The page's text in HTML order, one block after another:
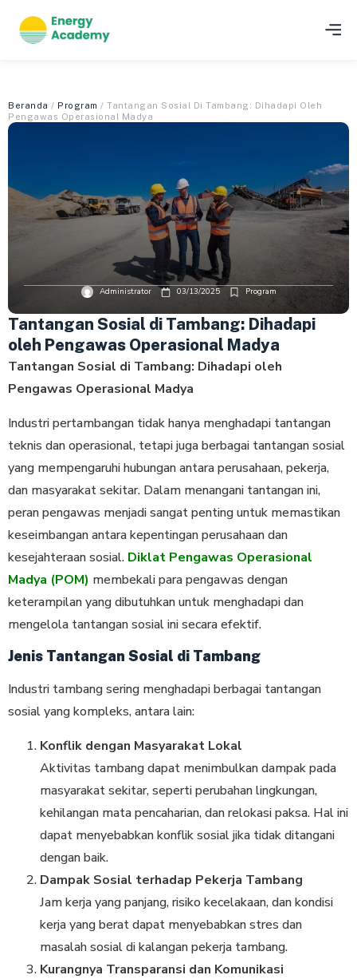
Beranda / Program / Tantangan Sosial Di Tambang: Dihadapi Oleh
Pengawas Operasional Madya
Administrator 03/13/2025 Program
Tantangan Sosial di Tambang: Dihadapi
oleh Pengawas Operasional Madya
Tantangan Sosial di Tambang: Dihadapi oleh
Pengawas Operasional Madya
Industri pertambangan tidak hanya menghadapi tantangan
teknis dan operasional, tetapi juga berbagai tantangan sosial
yang mempengaruhi hubungan antara perusahaan, pekerja,
dan masyarakat sekitar. Dalam menangani tantangan ini,
peran pengawas menjadi sangat penting untuk memastikan
keseimbangan antara kepentingan perusahaan dan
kesejahteraan sosial. Diklat Pengawas Operasional
Madya (POM) membekali para pengawas dengan
keterampilan yang dibutuhkan untuk menghadapi dan
mengelola tantangan sosial ini secara efektif.
Jenis Tantangan Sosial di Tambang
Industri tambang sering menghadapi berbagai tantangan
sosial yang kompleks, antara lain:
Konflik dengan Masyarakat Lokal
Aktivitas tambang dapat menimbulkan dampak pada
masyarakat sekitar, seperti perubahan lingkungan,
kehilangan mata pencaharian, dan relokasi paksa. Hal ini
dapat menyebabkan konflik sosial jika tidak ditangani
dengan baik.
Dampak Sosial terhadap Pekerja Tambang
Jam kerja yang panjang, risiko kecelakaan, dan kondisi
kerja yang berat dapat menyebabkan stres dan
masalah sosial di kalangan pekerja tambang.
Kurangnya Transparansi dan Komunikasi